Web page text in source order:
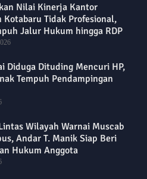
Nilai Kinerja Kantor
Kotabaru Tidak Profesional,
Jalur Hukum hingga RDP
Diduga Dituding Mencuri HP,
Tempuh Pendampingan
Wilayah Warnai Muscab
Andar T. Manik Siap Beri
Hukum Anggota